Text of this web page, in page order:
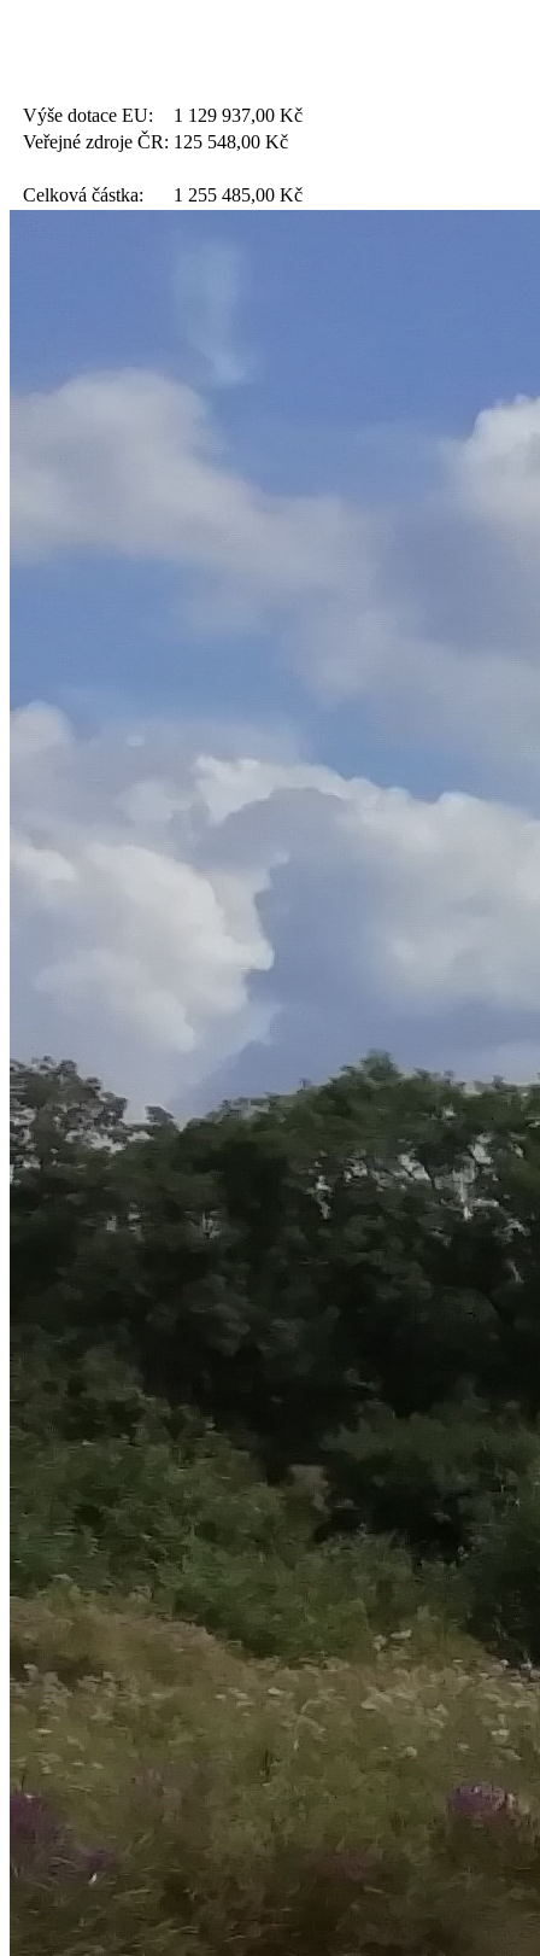
Výše dotace EU: 1 129 937,00 Kč
Veřejné zdroje ČR: 125 548,00 Kč
Celková částka: 1 255 485,00 Kč